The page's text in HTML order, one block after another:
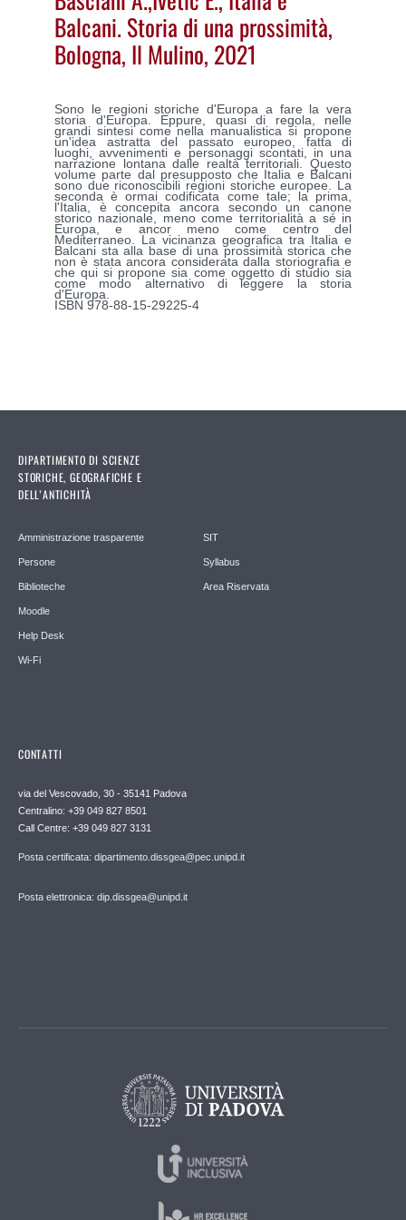
Balcani. Storia di una prossimità,
Bologna, Il Mulino, 2021
Sono le regioni storiche d'Europa a fare la vera
storia d'Europa. Eppure, quasi di regola, nelle
grandi sintesi come nella manualistica si propone
un'idea astratta del passato europeo, fatta di
luoghi, avvenimenti e personaggi scontati, in una
narrazione lontana dalle realtà territoriali. Questo
volume parte dal presupposto che Italia e Balcani
sono due riconoscibili regioni storiche europee. La
seconda è ormai codificata come tale; la prima,
l'Italia, è concepita ancora secondo un canone
storico nazionale, meno come territorialità a sé in
Europa, e ancor meno come centro del
Mediterraneo. La vicinanza geografica tra Italia e
Balcani sta alla base di una prossimità storica che
non è stata ancora considerata dalla storiografia e
che qui si propone sia come oggetto di studio sia
come modo alternativo di leggere la storia
d'Europa.
ISBN 978-88-15-29225-4
DIPARTIMENTO DI SCIENZE
STORICHE, GEOGRAFICHE E
DELL’ANTICHITÀ
Amministrazione trasparente
Persone
Biblioteche
Moodle
Help Desk
Wi-Fi
SIT
Syllabus
Area Riservata
CONTATTI
via del Vescovado, 30 - 35141 Padova
Centralino: +39 049 827 8501
Call Centre: +39 049 827 3131
Posta certificata: dipartimento.dissgea@pec.unipd.it
Posta elettronica: dip.dissgea@unipd.it